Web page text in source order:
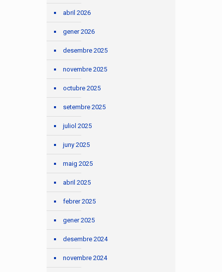
abril 2026
gener 2026
desembre 2025
novembre 2025
octubre 2025
setembre 2025
juliol 2025
juny 2025
maig 2025
abril 2025
febrer 2025
gener 2025
desembre 2024
novembre 2024